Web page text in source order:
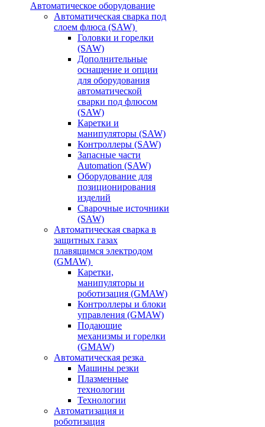
Автоматическое оборудование
Автоматическая сварка под
слоем флюса (SAW)
Головки и горелки
(SAW)
Дополнительные
оснащение и опции
для оборудования
автоматической
сварки под флюсом
(SAW)
Каретки и
манипуляторы (SAW)
Контроллеры (SAW)
Запасные части
Automation (SAW)
Оборудование для
позиционирования
изделий
Сварочные источники
(SAW)
Автоматическая сварка в
защитных газах
плавящимся электродом
(GMAW)
Каретки,
манипуляторы и
роботизация (GMAW)
Контроллеры и блоки
управления (GMAW)
Подающие
механизмы и горелки
(GMAW)
Автоматическая резка
Машины резки
Плазменные
технологии
Технологии
Автоматизация и
роботизация